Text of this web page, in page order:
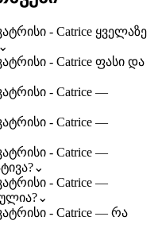
- Catrice ყველაზე
⌄
- Catrice ფასი და
- Catrice —
- Catrice —
- Catrice —
⌄
- Catrice —
⌄
- Catrice — რა